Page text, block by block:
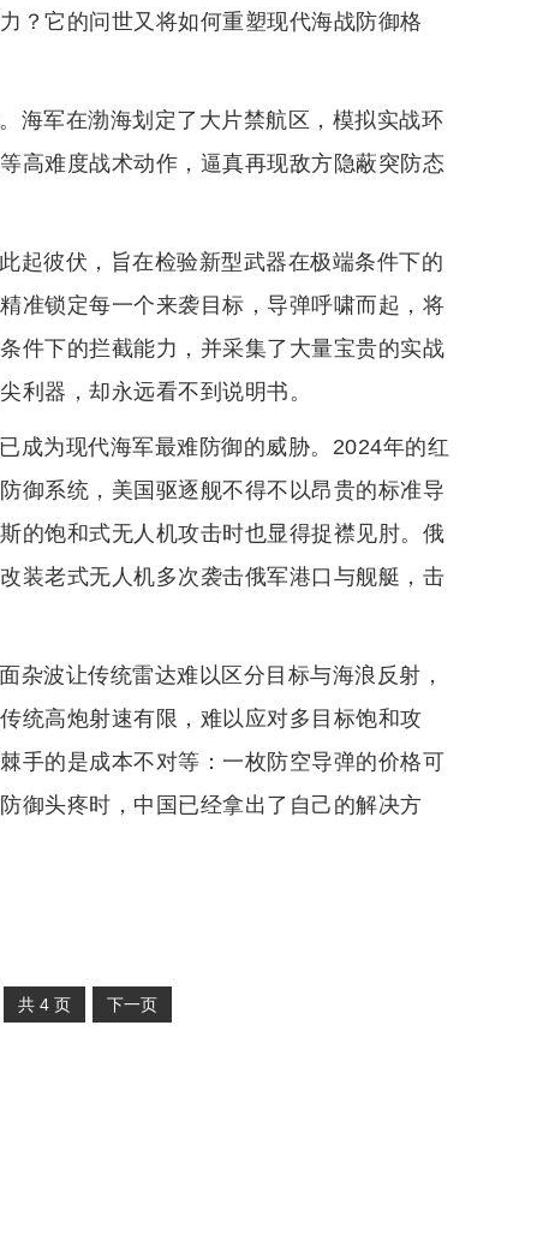
？它的问世又将如何重塑现代海战防御格
海军在渤海划定了大片禁航区，模拟实战环
高难度战术动作，逼真再现敌方隐蔽突防态
起彼伏，旨在检验新型武器在极端条件下的
锁定每一个来袭目标，导弹呼啸而起，将
件下的拦截能力，并采集了大量宝贵的实战
利器，却永远看不到说明书。
成为现代海军最难防御的威胁。2024年的红
御系统，美国驱逐舰不得不以昂贵的标准导
的饱和式无人机攻击时也显得捉襟见肘。俄
装老式无人机多次袭击俄军港口与舰艇，击
杂波让传统雷达难以区分目标与海浪反射，
统高炮射速有限，难以应对多目标饱和攻
手的是成本不对等：一枚防空导弹的价格可
御头疼时，中国已经拿出了自己的解决方
共 4 页 下一页